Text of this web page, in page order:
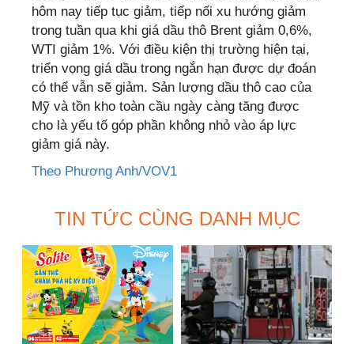
hôm nay tiếp tục giảm, tiếp nối xu hướng giảm
trong tuần qua khi giá dầu thô Brent giảm 0,6%,
WTI giảm 1%. Với điều kiện thị trường hiện tại,
triển vọng giá dầu trong ngắn hạn được dự đoán
có thể vẫn sẽ giảm. Sản lượng dầu thô cao của
Mỹ và tồn kho toàn cầu ngày càng tăng được
cho là yếu tố góp phần không nhỏ vào áp lực
giảm giá này.
Theo Phương Anh/VOV1
TIN TỨC CÙNG DANH MỤC